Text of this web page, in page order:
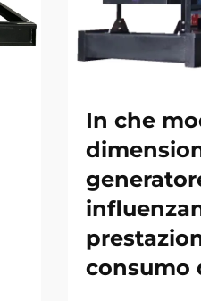
In che
consumo